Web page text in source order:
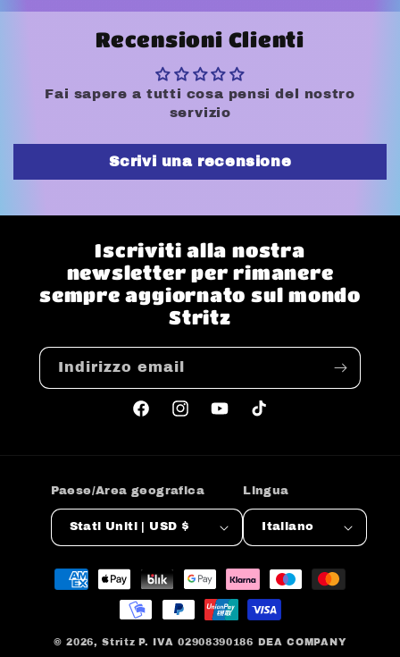
Recensioni Clienti
Fai sapere a tutti cosa pensi del nostro
servizio
Scrivi una recensione
Iscriviti alla nostra
newsletter per rimanere
sempre aggiornato sul mondo
Stritz
Indirizzo email
FacebookInstagramYouTubeTikTok
Paese/Area geografica
Stati Uniti | USD $
Lingua
Italiano
Metodi
© 2026,Stritz P. IVA 02908390186 DEA COMPANY